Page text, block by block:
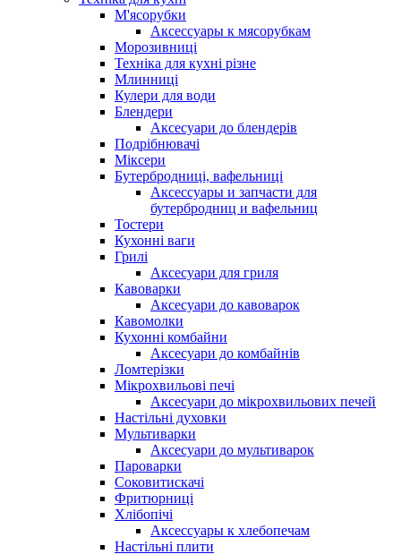
М'ясорубки
Аксессуары к мясорубкам
Морозивниці
Техніка для кухні різне
Млинниці
Кулери для води
Блендери
Аксесуари до блендерів
Подрібнювачі
Міксери
Бутербродниці, вафельниці
Аксессуары и запчасти для
бутербродниц и вафельниц
Тостери
Кухонні ваги
Грилі
Аксесуари для гриля
Кавоварки
Аксесуари до кавоварок
Кавомолки
Кухонні комбайни
Аксесуари до комбайнів
Ломтерізки
Мікрохвильові печі
Аксесуари до мікрохвильових печей
Настільні духовки
Мультиварки
Аксесуари до мультиварок
Пароварки
Соковитискачі
Фритюрниці
Хлібопічі
Аксессуары к хлебопечам
Настільні плити